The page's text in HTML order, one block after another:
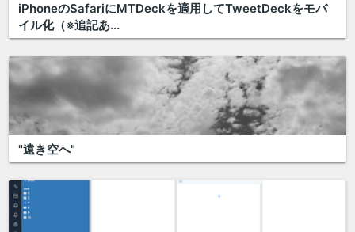
iPhoneのSafariにMTDeckを適用してTweetDeckをモバ
イル化（※追記あ...
"遠き空へ"